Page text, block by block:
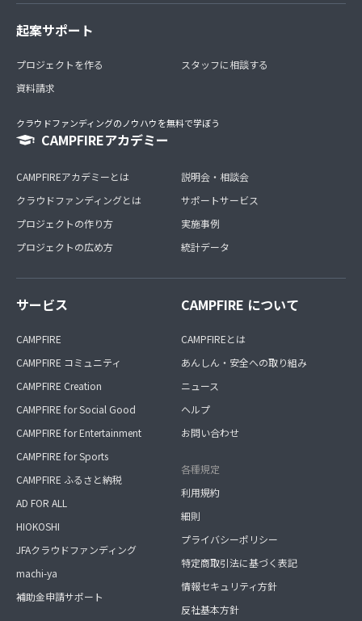
起案サポート
プロジェクトを作る
資料請求
スタッフに相談する
クラウドファンディングのノウハウを無料で学ぼう
CAMPFIREアカデミー
CAMPFIREアカデミーとは
クラウドファンディングとは
プロジェクトの作り方
プロジェクトの広め方
説明会・相談会
サポートサービス
実施事例
統計データ
サービス
CAMPFIRE
CAMPFIRE コミュニティ
CAMPFIRE Creation
CAMPFIRE for Social Good
CAMPFIRE for Entertainment
CAMPFIRE for Sports
CAMPFIRE ふるさと納税
AD FOR ALL
HIOKOSHI
JFAクラウドファンディング
machi-ya
補助金申請サポート
CAMPFIRE について
CAMPFIREとは
あんしん・安全への取り組み
ニュース
ヘルプ
お問い合わせ
各種規定
利用規約
細則
プライバシーポリシー
特定商取引法に基づく表記
情報セキュリティ方針
反社基本方針